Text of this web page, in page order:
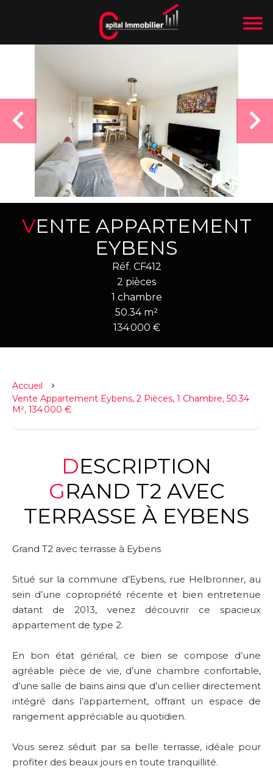
VENTE APPARTEMENT
EYBENS
Réf. CF412
2 pièces
1 chambre
50.34 m²
134 000 €
Accueil
Vente Appartement Eybens, 2 Pièces, 1 Chambre, 50.34
M², 134 000 €
DESCRIPTION
GRAND T2 AVEC
TERRASSE À EYBENS
Grand T2 avec terrasse à Eybens
Situé sur la commune d’Eybens, rue Helbronner, au
sein d’une copropriété récente et bien entretenue
datant de 2013, venez découvrir ce spacieux
appartement de type 2.
En bon état général, ce bien se compose d’une
agréable pièce de vie, d’une chambre confortable,
d’une salle de bains ainsi que d’un cellier directement
intégré dans l’appartement, offrant un espace de
rangement appréciable au quotidien.
Vous serez séduit par sa belle terrasse, idéale pour
profiter des beaux jours en toute tranquillité.